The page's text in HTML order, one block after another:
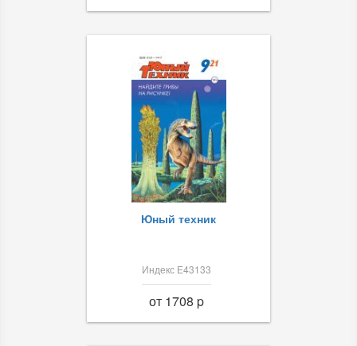
Юный техник
Индекс Е43133
от 1708 p